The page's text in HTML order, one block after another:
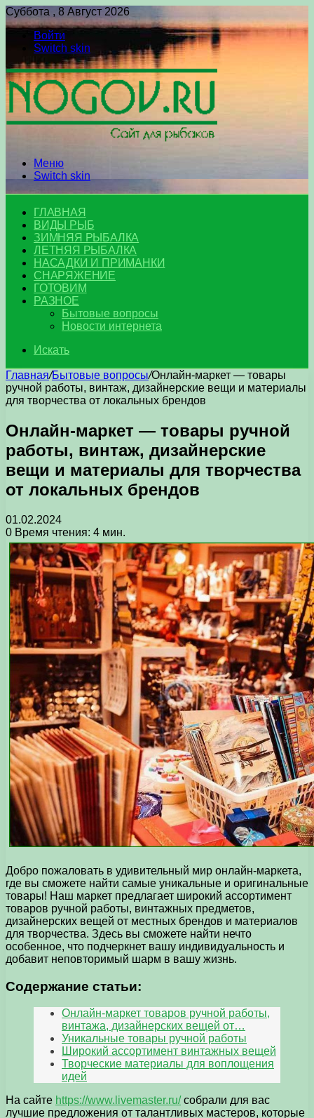
Суббота , 8 Август 2026
Войти
Switch skin
Меню
Switch skin
ГЛАВНАЯ
ВИДЫ РЫБ
ЗИМНЯЯ РЫБАЛКА
ЛЕТНЯЯ РЫБАЛКА
НАСАДКИ И ПРИМАНКИ
СНАРЯЖЕНИЕ
ГОТОВИМ
РАЗНОЕ
Бытовые вопросы
Новости интернета
Искать
Главная/Бытовые вопросы/Онлайн-маркет — товары
ручной работы, винтаж, дизайнерские вещи и материалы
для творчества от локальных брендов
Онлайн-маркет — товары ручной
работы, винтаж, дизайнерские
вещи и материалы для творчества
от локальных брендов
01.02.2024
0 Время чтения: 4 мин.
Добро пожаловать в удивительный мир онлайн-маркета,
где вы сможете найти самые уникальные и оригинальные
товары! Наш маркет предлагает широкий ассортимент
товаров ручной работы, винтажных предметов,
дизайнерских вещей от местных брендов и материалов
для творчества. Здесь вы сможете найти нечто
особенное, что подчеркнет вашу индивидуальность и
добавит неповторимый шарм в вашу жизнь.
Содержание статьи:
Онлайн-маркет товаров ручной работы,
винтажа, дизайнерских вещей от…
Уникальные товары ручной работы
Широкий ассортимент винтажных вещей
Творческие материалы для воплощения
идей
На сайте https://www.livemaster.ru/собрали для вас
лучшие предложения от талантливых мастеров, которые